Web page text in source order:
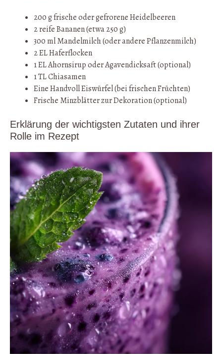
200 g frische oder gefrorene Heidelbeeren
2 reife Bananen (etwa 250 g)
300 ml Mandelmilch (oder andere Pflanzenmilch)
2 EL Haferflocken
1 EL Ahornsirup oder Agavendicksaft (optional)
1 TL Chiasamen
Eine Handvoll Eiswürfel (bei frischen Früchten)
Frische Minzblätter zur Dekoration (optional)
Erklärung der wichtigsten Zutaten und ihrer
Rolle im Rezept